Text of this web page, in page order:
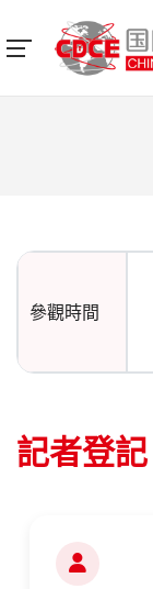
參觀時間
記者登記